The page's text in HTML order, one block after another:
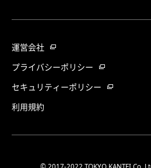
運営会社
プライバシーポリシー
セキュリティーポリシー
利用規約